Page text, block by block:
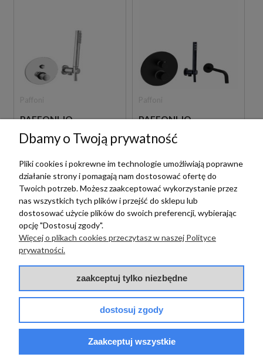
PAFFONI JO
CHROMOWANY
ZESTAW
PRYSZNICOWY Z
DESZCZOWNICĄ
SUFITOWĄ
3 789,00 zł szt.
PAFFONI JO
CZARNY
ZESTAW WANNOWO-
PRYSZNICOWY Z
WYLEWKĄ
3 179,00 zł szt.
PAFFONI JO
CPT013CR BATERIA
Paffoni
PAFFONI JO
CPT018CR BATERIA
PRYSZNICOWA
Dbamy o Twoją prywatność
Pliki cookies i pokrewne im technologie umożliwiają poprawne
działanie strony i pomagają nam dostosować ofertę do
Twoich potrzeb. Możesz zaakceptować wykorzystanie przez
nas wszystkich tych plików i przejść do sklepu lub
dostosować użycie plików do swoich preferencji, wybierając
opcję "Dostosuj zgody".
Więcej o plikach cookies przeczytasz w naszej Polityce
prywatności.
zaakceptuj tylko niezbędne
dostosuj zgody
Zaakceptuj wszystkie